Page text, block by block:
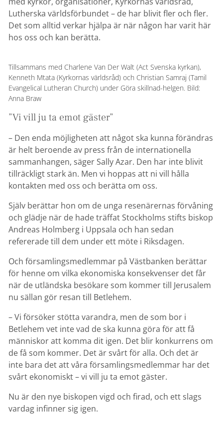
Lutherska världsförbundet – de har blivit fler och fler.
Det som alltid verkar hjälpa är när någon har varit här
hos oss och kan berätta.
Tillsammans med Charlene Van Der Walt (Act Svenska kyrkan),
Kenneth Mtata (Kyrkornas världsråd) och Christian Samraj (Tamil
Evangelical Lutheran Church) under Göra skillnad-helgen. Bild:
Anna Braw
”Vi vill ju ta emot gäster”
– Den enda möjligheten att något ska kunna förändras
är helt beroende av press från de internationella
sammanhangen, säger Sally Azar. Den har inte blivit
tillräckligt stark än. Men vi hoppas att ni vill hålla
kontakten med oss och berätta om oss.
Själv berättar hon om de unga resenärernas förvåning
och glädje när de hade träffat Stockholms stifts biskop
Andreas Holmberg i Uppsala och han sedan
refererade till dem under ett möte i Riksdagen.
Och församlingsmedlemmar på Västbanken berättar
för henne om vilka ekonomiska konsekvenser det får
när de utländska besökare som kommer till Jerusalem
nu sällan gör resan till Betlehem.
– Vi försöker stötta varandra, men de som bor i
Betlehem vet inte vad de ska kunna göra för att få
människor att komma dit igen. Det blir konkurrens om
de få som kommer. Det är svårt för alla. Och det är
inte bara det att våra församlingsmedlemmar har det
svårt ekonomiskt – vi vill ju ta emot gäster.
Nu är den nye biskopen vigd och firad, och ett slags
vardag infinner sig igen.